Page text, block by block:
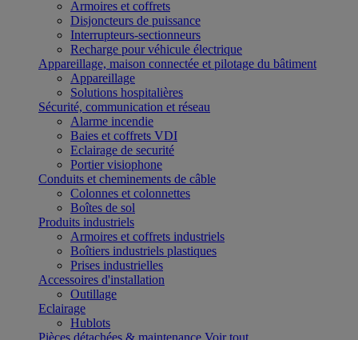
Armoires et coffrets
Disjoncteurs de puissance
Interrupteurs-sectionneurs
Recharge pour véhicule électrique
Appareillage, maison connectée et pilotage du bâtiment
Appareillage
Solutions hospitalières
Sécurité, communication et réseau
Alarme incendie
Baies et coffrets VDI
Eclairage de securité
Portier visiophone
Conduits et cheminements de câble
Colonnes et colonnettes
Boîtes de sol
Produits industriels
Armoires et coffrets industriels
Boîtiers industriels plastiques
Prises industrielles
Accessoires d'installation
Outillage
Eclairage
Hublots
Pièces détachées & maintenance Voir tout